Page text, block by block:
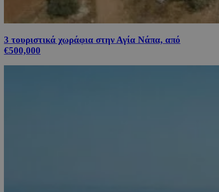
3 τουριστικά χωράφια στην Αγία Νάπα, από
€500,000